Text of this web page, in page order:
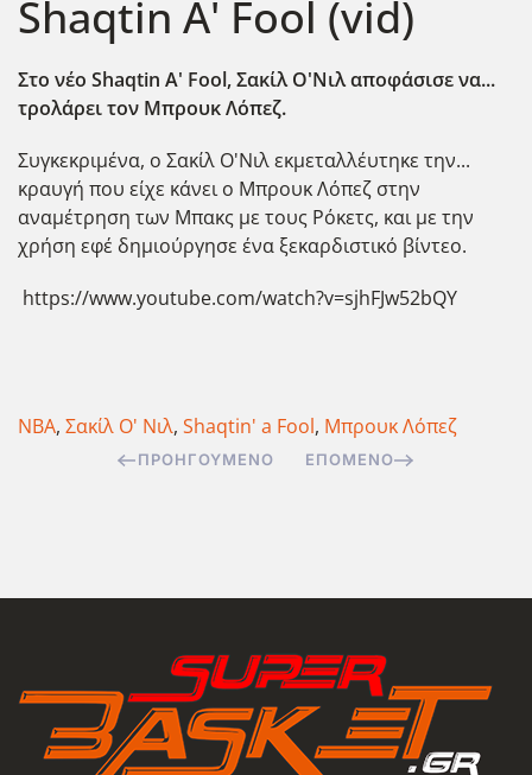
Shaqtin A' Fool (vid)
Στο νέο Shaqtin A' Fool, Σακίλ Ο'Νιλ αποφάσισε να...
τρολάρει τον Μπρουκ Λόπεζ.
Συγκεκριμένα, ο Σακίλ Ο'Νιλ εκμεταλλέυτηκε την...
κραυγή που είχε κάνει ο Μπρουκ Λόπεζ στην
αναμέτρηση των Μπακς με τους Ρόκετς, και με την
χρήση εφέ δημιούργησε ένα ξεκαρδιστικό βίντεο.
https://www.youtube.com/watch?v=sjhFJw52bQY
NBA, Σακίλ Ο' Νιλ, Shaqtin' a Fool, Μπρουκ Λόπεζ
ΠΡΟΗΓΟΎΜΕΝΟ ΕΠΌΜΕΝΟ